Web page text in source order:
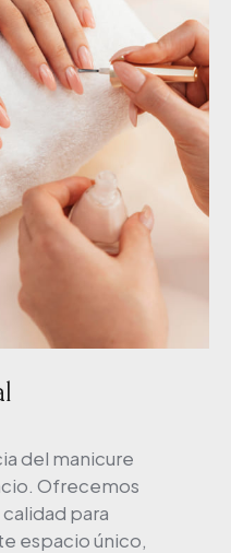
del manicure
Ofrecemos
para
espacio único,